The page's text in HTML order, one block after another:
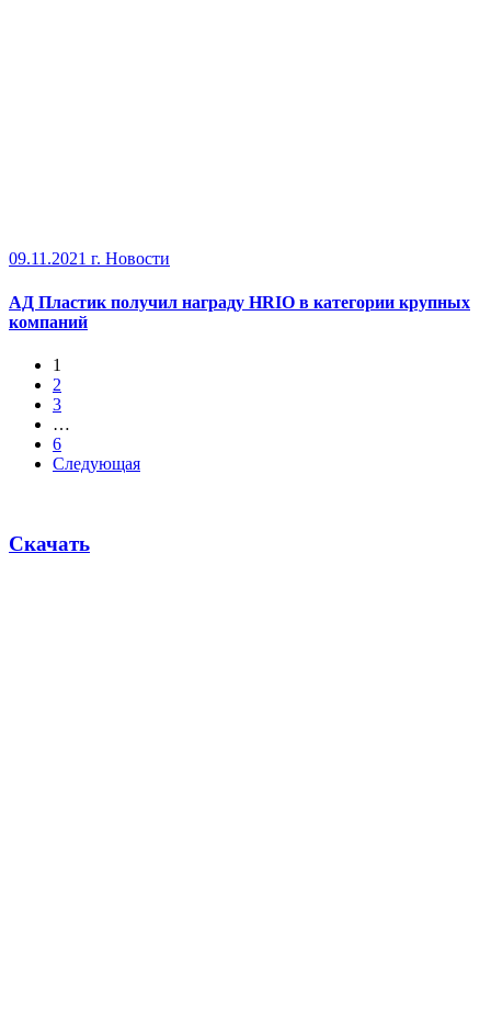
09.11.2021 г. Новости
АД Пластик получил награду HRIO в категории крупных
компаний
1
2
3
…
6
Следующая
Скачать